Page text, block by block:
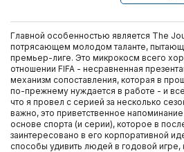
Главной особенностью является The
потрясающем молодом таланте,
премьер-лиге. Это микрокосм всего
отношении FIFA - несравненная
механизм сопоставления, которая в
по-прежнему нуждается в работе - и
что я провел с серией за несколько
важно, это приветственное
основе спорта (и серии), которое в
заинтересовано в его корпоративной
способы удивить людей в годовой игре,